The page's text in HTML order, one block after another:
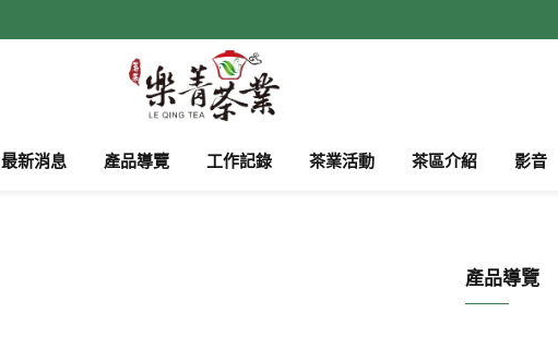
最新消息 產品導覽 工作記錄 茶業活動 茶區介紹 影音
產品導覽